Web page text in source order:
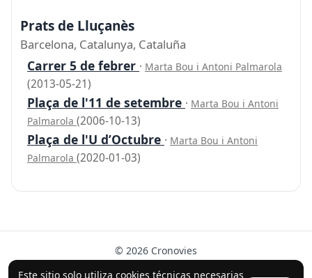
Este sitio solo utiliza cookies técnicas necesarias
Prats de Lluçanès
Barcelona, Catalunya, Cataluña
Carrer 5 de febrer · Marta Bou i Antoni Palmarola
(2013-05-21)
Plaça de l'11 de setembre · Marta Bou i Antoni
Palmarola (2006-10-13)
Plaça de l'U d’Octubre · Marta Bou i Antoni
Palmarola (2020-01-03)
© 2026 Cronovies
Historia en las calles · Desarrollado con la ayuda de IA